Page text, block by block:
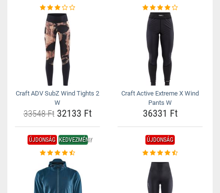
Craft ADV SubZ Wind Tights 2
W
33548 Ft32133 Ft
Craft Active Extreme X Wind
Pants W
36331 Ft
ÚJDONSÁG KEDVEZMÉNY ÚJDONSÁG